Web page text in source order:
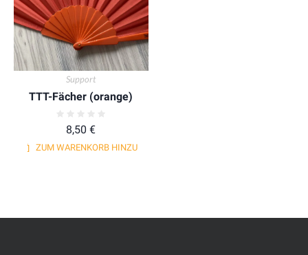
Support
TTT-Fächer (orange)
ZUM WARENKORB HINZUFÜGEN
8,50€